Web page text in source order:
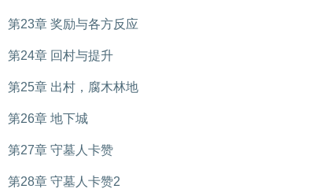
第23章 奖励与各方反应
第24章 回村与提升
第25章 出村，腐木林地
第26章 地下城
第27章 守墓人卡赞
第28章 守墓人卡赞2